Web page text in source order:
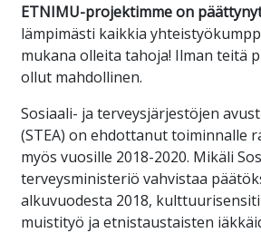
ETNIMU-projektimme on
lämpimästi kaikkia
mukana olleita tahoja! Ilman teitä
ollut mahdollinen.
Sosiaali- ja terveysjärjestöjen
(STEA) on ehdottanut toiminnalle
myös vuosille 2018-2020. Mikäli
terveysministeriö vahvistaa
alkuvuodesta 2018,
muistityö ja etnistaustaisten